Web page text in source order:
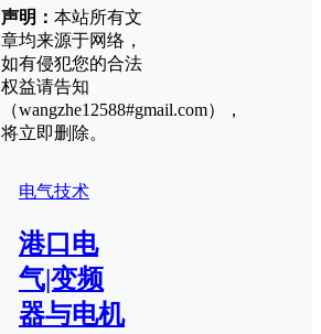
声明： 本站所有文
章均来源于网络，
如有侵犯您的合法
权益请告知
（wangzhe12588#gmail.com），
将立即删除。
电气技术
港口电
气|变频
器与电机